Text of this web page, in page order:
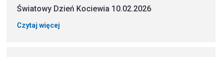
Światowy Dzień Kociewia 10.02.2026
Czytaj więcej